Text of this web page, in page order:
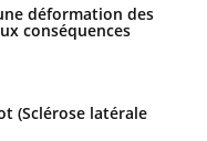
déformation des
conséquences
(Sclérose latérale